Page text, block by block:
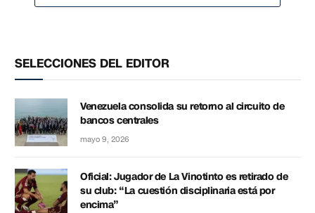
SELECCIONES DEL EDITOR
Venezuela consolida su retorno al circuito de
bancos centrales
mayo 9, 2026
Oficial: Jugador de La Vinotinto es retirado de
su club: “La cuestión disciplinaria está por
encima”